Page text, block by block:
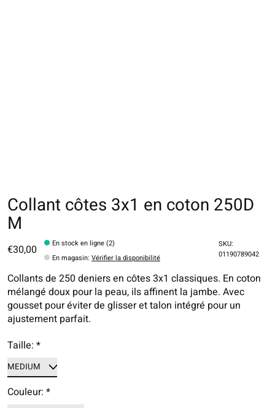
Collant côtes 3x1 en coton 250D
M
€30,00
En stock en ligne (2)
En magasin:Vérifier la disponibilité
SKU:
01190789042
Collants de 250 deniers en côtes 3x1 classiques. En coton
mélangé doux pour la peau, ils affinent la jambe. Avec
gousset pour éviter de glisser et talon intégré pour un
ajustement parfait.
Taille: *
Couleur: *